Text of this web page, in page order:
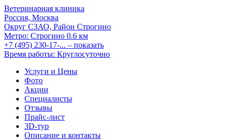
Ветеринарная клиника
Россия, Москва
Округ СЗАО, Район Строгино
Метро: Строгино 0.6 км
+7 (495) 230-17-... – показать
Время работы: Круглосуточно
Услуги и Цены
Фото
Акции
Специалисты
Отзывы
Прайс-лист
3D-тур
Описание и контакты